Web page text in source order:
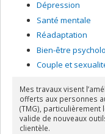
Dépression
Santé mentale
Réadaptation
Bien-être
Couple et
Mes travaux visent
offerts aux personnes
(TMG),
valide de nouveaux
clientèle.